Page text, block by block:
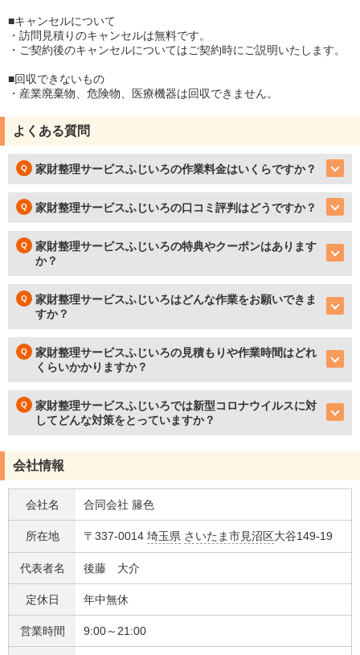
■キャンセルについて
・訪問見積りのキャンセルは無料です。
・ご契約後のキャンセルについてはご契約時にご説明いたします。
■回収できないもの
・産業廃棄物、危険物、医療機器は回収できません。
よくある質問
家財整理サービスふじいろの作業料金はいくらですか？
家財整理サービスふじいろの口コミ評判はどうですか？
家財整理サービスふじいろの特典やクーポンはあります
か？
家財整理サービスふじいろはどんな作業をお願いできま
すか？
家財整理サービスふじいろの見積もりや作業時間はどれ
くらいかかりますか？
家財整理サービスふじいろでは新型コロナウイルスに対
してどんな対策をとっていますか？
会社情報
会社名 合同会社 籐色
所在地 〒337-0014 埼玉県 さいたま市見沼区大谷149-19
代表者名 後藤 大介
定休日 年中無休
営業時間 9:00～21:00